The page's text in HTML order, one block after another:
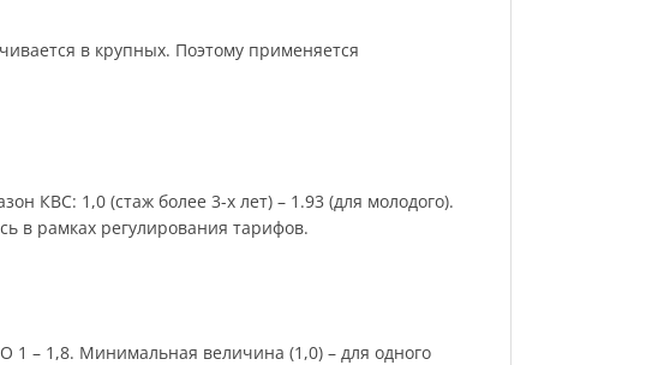
в крупных. Поэтому применяется
КВС: 1,0 (стаж более 3-х лет) – 1.93 (для молодого).
в рамках регулирования тарифов.
1 – 1,8. Минимальная величина (1,0) – для одного